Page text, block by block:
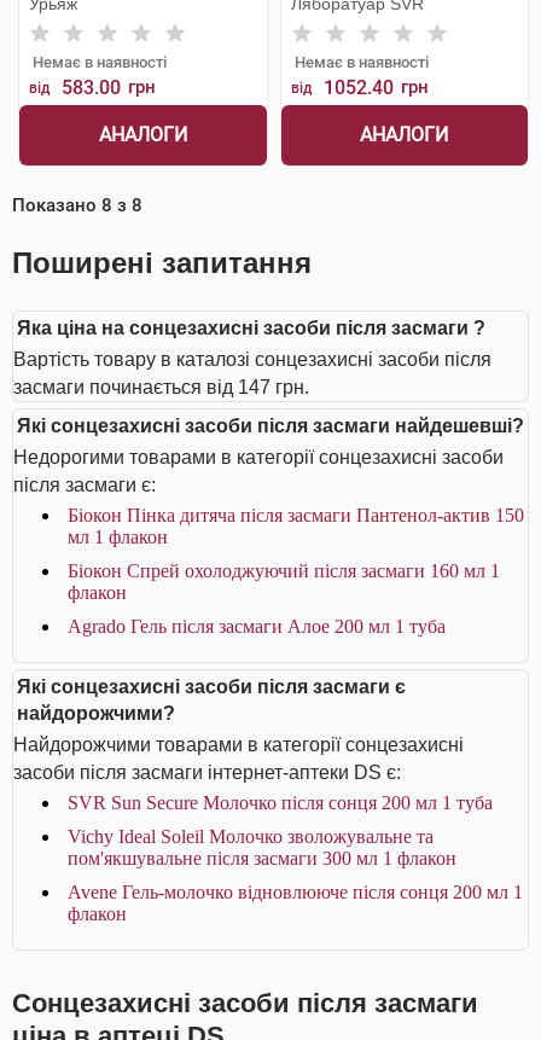
Немає в наявності
від 583.00 грн
АНАЛОГИ
Немає в наявності
від 1052.40 грн
АНАЛОГИ
Показано 8 з 8
Поширені запитання
Яка ціна на сонцезахисні засоби після засмаги ?
Вартість товару в каталозі сонцезахисні засоби після
засмаги починається від 147 грн.
Які сонцезахисні засоби після засмаги найдешевші?
Недорогими товарами в категорії сонцезахисні засоби
після засмаги є:
Біокон Пінка дитяча після засмаги Пантенол-актив 150
мл 1 флакон
Біокон Спрей охолоджуючий після засмаги 160 мл 1
флакон
Agrado Гель після засмаги Алое 200 мл 1 туба
Які сонцезахисні засоби після засмаги є
найдорожчими?
Найдорожчими товарами в категорії сонцезахисні
засоби після засмаги інтернет-аптеки DS є:
SVR Sun Secure Молочко після сонця 200 мл 1 туба
Vichy Ideal Soleil Молочко зволожувальне та
пом'якшувальне після засмаги 300 мл 1 флакон
Avene Гель-молочко відновлюючe після сонця 200 мл 1
флакон
Сонцезахисні засоби після засмаги